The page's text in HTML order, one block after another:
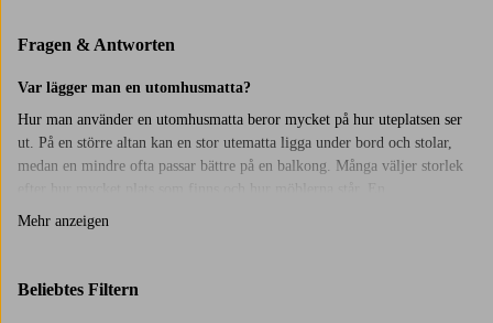
Fragen & Antworten
Var lägger man en utomhusmatta?
Hur man använder en utomhusmatta beror mycket på hur uteplatsen ser
ut. På en större altan kan en stor utematta ligga under bord och stolar,
medan en mindre ofta passar bättre på en balkong. Många väljer storlek
efter hur mycket plats som finns och hur möblerna står. En
utomhusmatta placeras ofta där man sitter eller rör sig mest, till exempel
under en sittgrupp eller vid ett
används.
Mehr anzeigen
Beliebtes Filtern